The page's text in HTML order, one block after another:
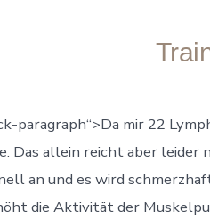
paragraph“>Da mir 22
Das allein reicht aber
an und es wird
die Aktivität der